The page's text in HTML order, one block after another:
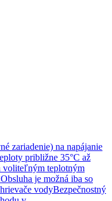
zariadenie) na napájanie
približne 35°C až
voliteľným teplotným
je možná iba so
vodyBezpečnostný